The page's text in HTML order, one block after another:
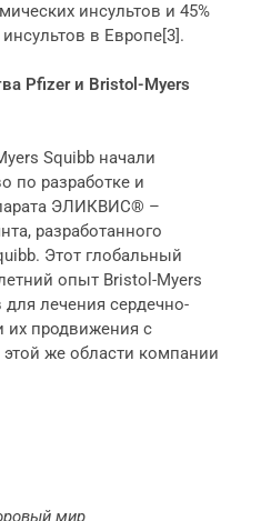
инсультов и 45%
в Европе[3].
Pfizer и Bristol-Myers
Squibb начали
по разработке и
ЭЛИКВИС® –
разработанного
Этот глобальный
опыт Bristol-Myers
лечения сердечно-
их продвижения с
же области компании
мир